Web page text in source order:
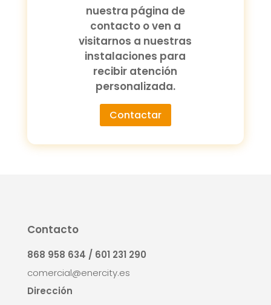
nuestra página de
contacto o ven a
visitarnos a nuestras
instalaciones para
recibir atención
personalizada.
Contactar
Contacto
868 958 634 / 601 231 290
comercial@enercity.es
Dirección